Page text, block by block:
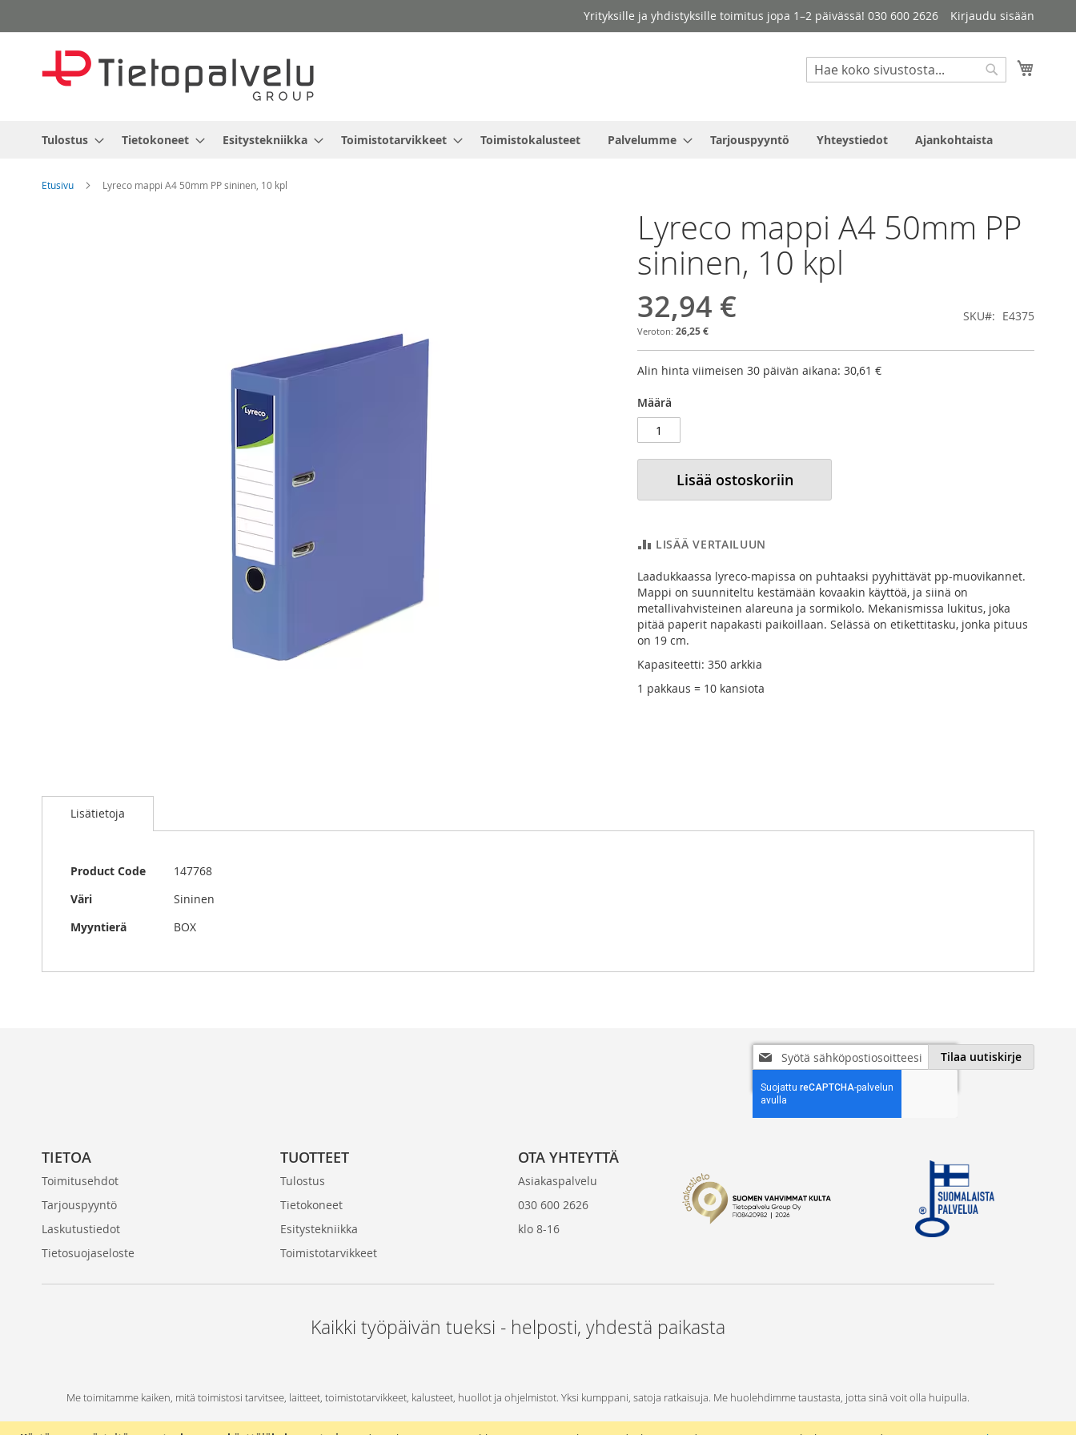
to
Content
Yrityksille ja yhdistyksille toimitus jopa 1–2 päivässä! 030 600 2626 Kirjaudu sisään
Haku
Haku
Tulostus Tietokoneet Esitystekniikka Toimistotarvikkeet Toimistokalusteet Palvelumme Tarjouspyyntö Yhteystiedot Ajankohtaista
Etusivu Lyreco mappi A4 50mm PP sininen, 10 kpl
to
images
gallery
Lyreco mappi A4 50mm PP
sininen, 10 kpl
32,94 €
26,25 €
SKU E4375
Alin hinta viimeisen 30 päivän aikana: 30,61 €
Määrä
Lisää ostoskoriin
LISÄÄ VERTAILUUN
Laadukkaassa lyreco-mapissa on puhtaaksi pyyhittävät pp-muovikannet.
Mappi on suunniteltu kestämään kovaakin käyttöä, ja siinä on
metallivahvisteinen alareuna ja sormikolo. Mekanismissa lukitus, joka
pitää paperit napakasti paikoillaan. Selässä on etikettitasku, jonka pituus
on 19 cm.
Kapasiteetti: 350 arkkia
1 pakkaus = 10 kansiota
Lisätietoja
Lisätietoja
Product Code
147768
Väri
Sininen
Myyntierä
BOX
Tilaa
uutiskirjeemme:
Tilaa uutiskirje
TIETOA
Toimitusehdot
Tarjouspyyntö
Laskutustiedot
Tietosuojaseloste
TUOTTEET
Tulostus
Tietokoneet
Esitystekniikka
Toimistotarvikkeet
OTA YHTEYTTÄ
Asiakaspalvelu
030 600 2626
klo 8-16
Kaikki työpäivän tueksi - helposti, yhdestä paikasta
Me toimitamme kaiken, mitä toimistosi tarvitsee, laitteet, toimistotarvikkeet, kalusteet, huollot ja ohjelmistot. Yksi kumppani, satoja ratkaisuja. Me huolehdimme taustasta, jotta sinä voit olla huipulla.